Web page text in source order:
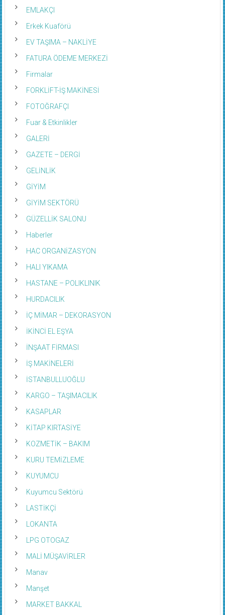
EMLAKÇI
Erkek Kuaförü
EV TAŞIMA – NAKLİYE
FATURA ÖDEME MERKEZİ
Firmalar
FORKLİFT-İŞ MAKİNESİ
FOTOĞRAFÇI
Fuar & Etkinlikler
GALERİ
GAZETE – DERGİ
GELİNLİK
GİYİM
GİYİM SEKTÖRÜ
GÜZELLİK SALONU
Haberler
HAC ORGANİZASYON
HALI YIKAMA
HASTANE – POLIKLINIK
HURDACILIK
İÇ MİMAR – DEKORASYON
İKİNCİ EL EŞYA
İNŞAAT FİRMASI
İŞ MAKİNELERİ
İSTANBULLUOĞLU
KARGO – TAŞIMACILIK
KASAPLAR
KİTAP KIRTASİYE
KOZMETİK – BAKIM
KURU TEMİZLEME
KUYUMCU
Kuyumcu Sektörü
LASTİKÇİ
LOKANTA
LPG OTOGAZ
MALİ MÜŞAVİRLER
Manav
Manşet
MARKET BAKKAL